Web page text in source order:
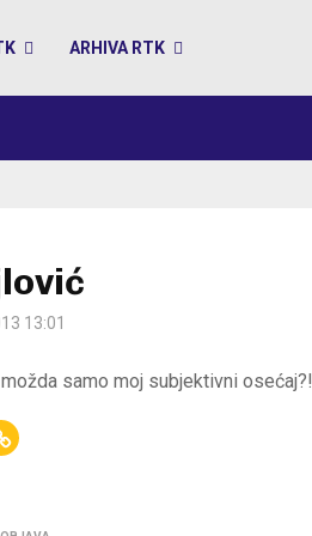
ARHIVA RTK
13:01
samo moj subjektivni osećaj?!